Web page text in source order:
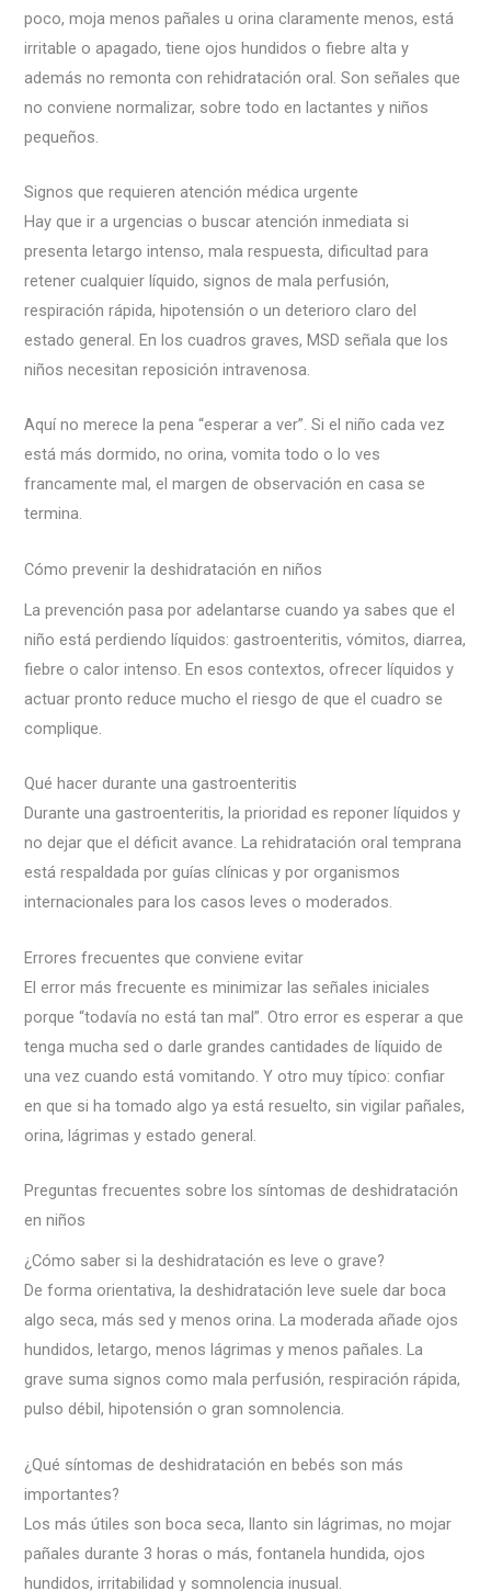
poco, moja menos pañales u orina claramente menos, está
irritable o apagado, tiene ojos hundidos o fiebre alta y
además no remonta con rehidratación oral. Son señales que
no conviene normalizar, sobre todo en lactantes y niños
pequeños.
Signos que requieren atención médica urgente
Hay que ir a urgencias o buscar atención inmediata si
presenta letargo intenso, mala respuesta, dificultad para
retener cualquier líquido, signos de mala perfusión,
respiración rápida, hipotensión o un deterioro claro del
estado general. En los cuadros graves, MSD señala que los
niños necesitan reposición intravenosa.
Aquí no merece la pena “esperar a ver”. Si el niño cada vez
está más dormido, no orina, vomita todo o lo ves
francamente mal, el margen de observación en casa se
termina.
Cómo prevenir la deshidratación en niños
La prevención pasa por adelantarse cuando ya sabes que el
niño está perdiendo líquidos: gastroenteritis, vómitos, diarrea,
fiebre o calor intenso. En esos contextos, ofrecer líquidos y
actuar pronto reduce mucho el riesgo de que el cuadro se
complique.
Qué hacer durante una gastroenteritis
Durante una gastroenteritis, la prioridad es reponer líquidos y
no dejar que el déficit avance. La rehidratación oral temprana
está respaldada por guías clínicas y por organismos
internacionales para los casos leves o moderados.
Errores frecuentes que conviene evitar
El error más frecuente es minimizar las señales iniciales
porque “todavía no está tan mal”. Otro error es esperar a que
tenga mucha sed o darle grandes cantidades de líquido de
una vez cuando está vomitando. Y otro muy típico: confiar
en que si ha tomado algo ya está resuelto, sin vigilar pañales,
orina, lágrimas y estado general.
Preguntas frecuentes sobre los síntomas de deshidratación
en niños
¿Cómo saber si la deshidratación es leve o grave?
De forma orientativa, la deshidratación leve suele dar boca
algo seca, más sed y menos orina. La moderada añade ojos
hundidos, letargo, menos lágrimas y menos pañales. La
grave suma signos como mala perfusión, respiración rápida,
pulso débil, hipotensión o gran somnolencia.
¿Qué síntomas de deshidratación en bebés son más
importantes?
Los más útiles son boca seca, llanto sin lágrimas, no mojar
pañales durante 3 horas o más, fontanela hundida, ojos
hundidos, irritabilidad y somnolencia inusual.